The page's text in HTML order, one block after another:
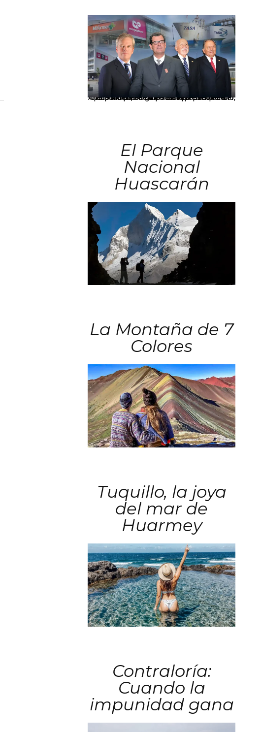
Los principales grupos empresariales del país mantienen una fuerte presencia en Áncash mediante inversiones en comercio, educación, salud e industria pesquera.
El Parque
Nacional
Huascarán
La Montaña de 7
Colores
Tuquillo, la joya
del mar de
Huarmey
Contraloría:
Cuando la
impunidad gana